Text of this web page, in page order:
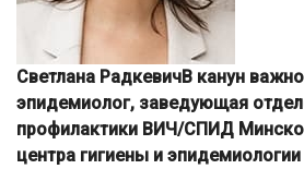
Светлана РадкевичВ канун
эпидемиолог, заведующая
профилактики ВИЧ/СПИД
центра гигиены и